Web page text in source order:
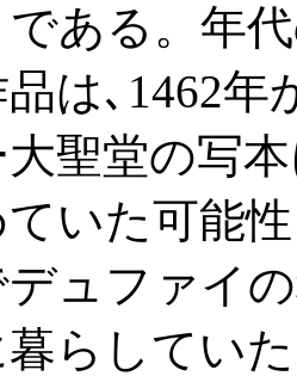
ある。年
は､1462
聖堂の写
いた可能
デュファイ
らしてい